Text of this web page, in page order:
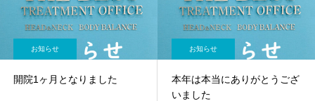
お知らせ
開院1ヶ月となりました
お知らせ
本年は本当にありがとうござ
いました